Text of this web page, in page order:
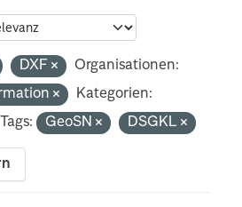
DXF
Organisationen:
Kategorien:
Tags: GeoSN DSGKL